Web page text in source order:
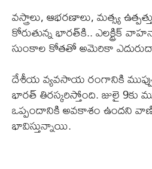
వస్త్రాలు, ఆభరణాలు, మత్స్య
కోరుతున్న భారత్‌కి.. ఎలక్ట్రిక్
సుంకాల కోతతో అమెరికా
దేశీయ వ్యవసాయ రంగానికి
భారత్ తిరస్కరిస్తోంది. జులై 9కు
ఒప్పందానికి అవకాశం ఉందని
భావిస్తున్నాయి.